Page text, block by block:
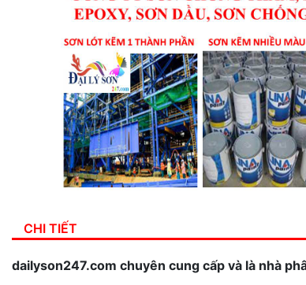
CHI TIẾT
dailyson247.com chuyên cung cấp và là nhà